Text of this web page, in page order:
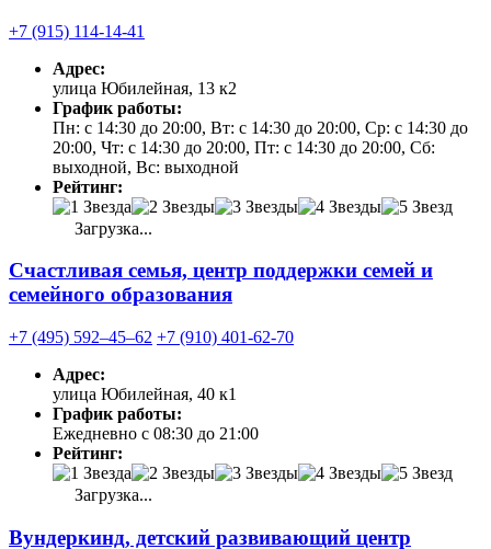
+7 (915) 114-14-41
Адрес:
улица Юбилейная, 13 к2
График работы:
Пн: с 14:30 до 20:00, Вт: с 14:30 до 20:00, Ср: с 14:30 до
20:00, Чт: с 14:30 до 20:00, Пт: с 14:30 до 20:00, Сб:
выходной, Вс: выходной
Рейтинг:
Загрузка...
Счастливая семья, центр поддержки семей и
семейного образования
+7 (495) 592‒45‒62 +7 (910) 401-62-70
Адрес:
улица Юбилейная, 40 к1
График работы:
Ежедневно с 08:30 до 21:00
Рейтинг:
Загрузка...
Вундеркинд, детский развивающий центр